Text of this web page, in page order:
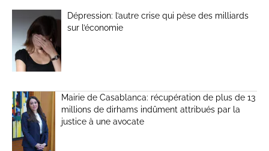
Dépression: l’autre crise qui pèse des milliards
sur l’économie
Mairie de Casablanca: récupération de plus de 13
millions de dirhams indûment attribués par la
justice à une avocate